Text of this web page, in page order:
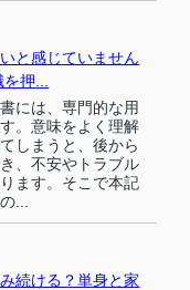
と感じていません
押...
には、専門的な用
。意味をよく理解
しまうと、後から
、不安やトラブル
ます。そこで本記
...
続ける？単身と家